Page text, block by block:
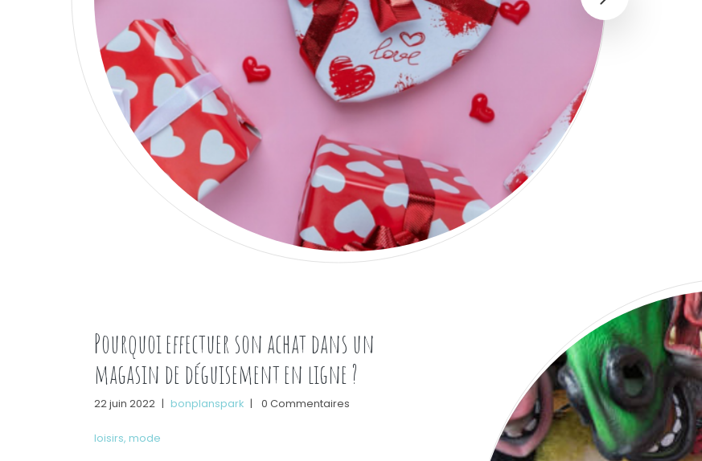
Pourquoi effectuer son achat dans un
magasin de déguisement en ligne ?
22 juin 2022 | bonplanspark | 0 Commentaires
loisirs, mode